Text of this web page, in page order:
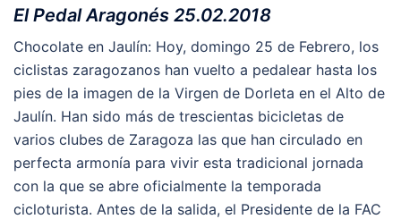
El Pedal Aragonés 25.02.2018
Chocolate en Jaulín: Hoy, domingo 25 de Febrero, los
ciclistas zaragozanos han vuelto a pedalear hasta los
pies de la imagen de la Virgen de Dorleta en el Alto de
Jaulín. Han sido más de trescientas bicicletas de
varios clubes de Zaragoza las que han circulado en
perfecta armonía para vivir esta tradicional jornada
con la que se abre oficialmente la temporada
cicloturista. Antes de la salida, el Presidente de la FAC